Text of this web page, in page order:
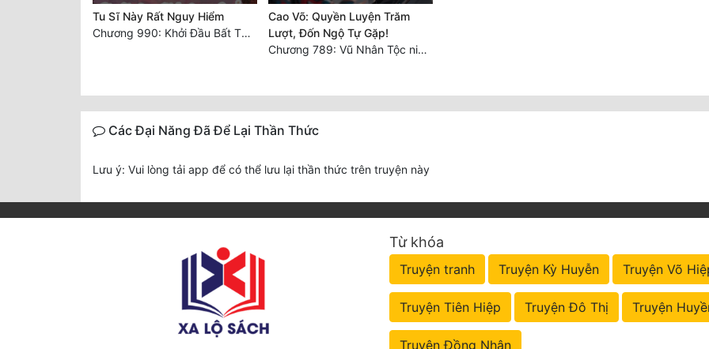
Tu Sĩ Này Rất Nguy Hiểm
Chương 990: Khởi Đầu Bất Thuận
Cao Võ: Quyền Luyện Trăm
Lượt, Đốn Ngộ Tự Gặp!
Chương 789: Vũ Nhân Tộc niềm vui ngoài ý muốn (2)
Các Đại Năng Đã Để Lại Thần Thức
Lưu ý: Vui lòng tải app để có thể lưu lại thần thức trên truyện này
Từ khóa
Truyện tranh Truyện Kỳ Huyễn Truyện Võ
Truyện Tiên Hiệp Truyện Đô Thị Truyện
Truyện Đồng Nhân